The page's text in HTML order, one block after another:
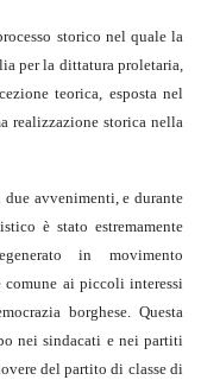
storico nel quale la
per la dittatura proletaria,
teorica, esposta nel
realizzazione storica nella
avvenimenti, e durante
è stato estremamente
in movimento
comune ai piccoli interessi
borghese. Questa
nei sindacati e nei partiti
del partito di classe di